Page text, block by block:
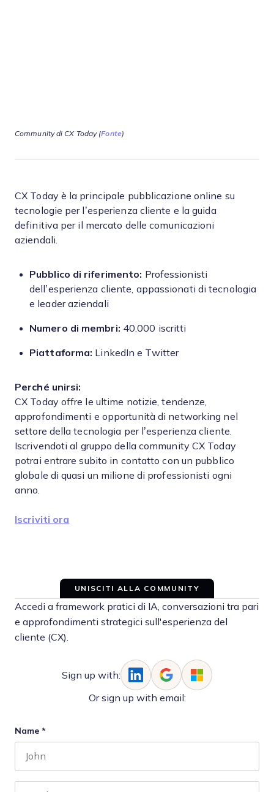
Community di CX Today (Fonte)
CX Today è la principale pubblicazione online su
tecnologie per l’esperienza cliente e la guida
definitiva per il mercato delle comunicazioni
aziendali.
Pubblico di riferimento: Professionisti
dell’esperienza cliente, appassionati di tecnologia
e leader aziendali
Numero di membri: 40.000 iscritti
Piattaforma: LinkedIn e Twitter
Perché unirsi:
CX Today offre le ultime notizie, tendenze,
approfondimenti e opportunità di networking nel
settore della tecnologia per l’esperienza cliente.
Iscrivendoti al gruppo della community CX Today
potrai entrare subito in contatto con un pubblico
globale di quasi un milione di professionisti ogni
anno.
Iscriviti ora
UNISCITI ALLA COMMUNITY
Accedi a framework pratici di IA, conversazioni tra pari
e approfondimenti strategici sull'esperienza del
cliente (CX).
Sign up with:
Or sign up with email:
Name *